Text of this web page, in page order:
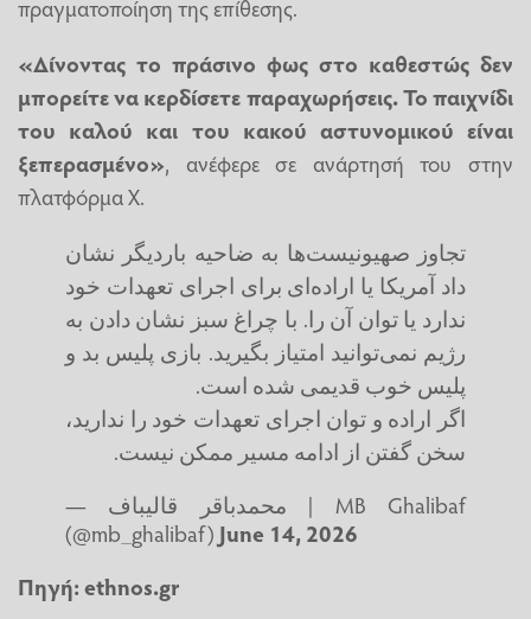
πραγματοποίηση της επίθεσης.
«Δίνοντας το πράσινο φως στο καθεστώς δεν
μπορείτε να κερδίσετε παραχωρήσεις. Το παιχνίδι
του καλού και του κακού αστυνομικού είναι
ξεπερασμένο», ανέφερε σε ανάρτησή του στην
πλατφόρμα X.
تجاوز صهیونیست‌ها به ضاحیه باردیگر نشان
داد آمریکا یا اراده‌ای برای اجرای تعهدات خود
ندارد یا توان آن را. با چراغ سبز نشان دادن به
رژیم نمی‌توانید امتیاز بگیرید. بازی پلیس بد و
پلیس خوب قدیمی شده است.
اگر اراده و توان اجرای تعهدات خود را ندارید،
سخن گفتن از ادامه مسیر ممکن نیست.
— محمدباقر قالیباف | MB Ghalibaf
(@mb_ghalibaf) June 14, 2026
Πηγή: ethnos.gr